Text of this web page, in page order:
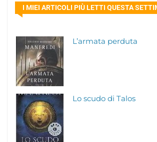
I MIEI ARTICOLI PIÙ LETTI QUESTA
L’armata perduta
Lo scudo di Talos